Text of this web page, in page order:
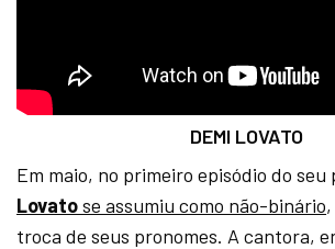
DEMI LOVATO
Em maio, no primeiro episódio do seu
Lovatose assumiu como não-binário
troca de seus pronomes. A cantora,